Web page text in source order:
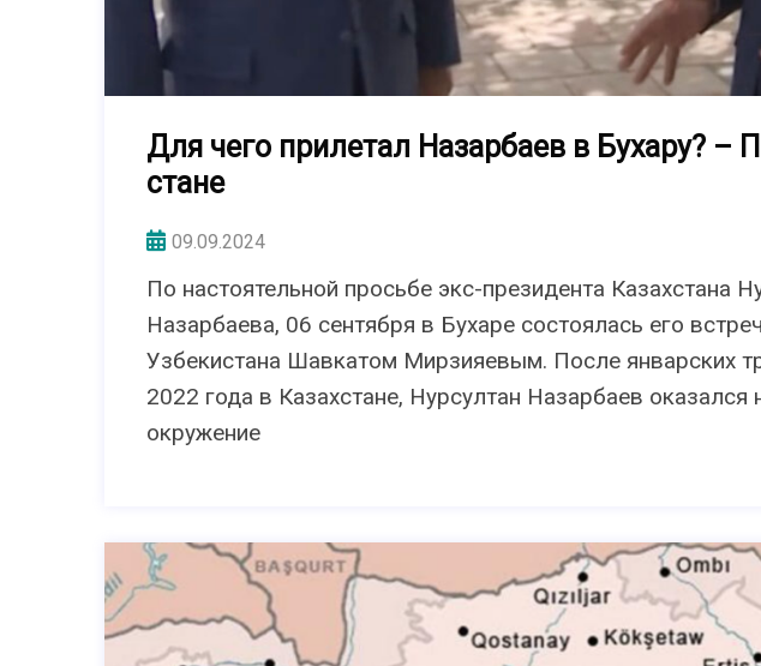
Для чего прилетал Назарбаев в Бухару? –
стане
09.09.2024
По настоятельной просьбе экс-президента Казахстана
Назарбаева, 06 сентября в Бухаре состоялась его
Узбекистана Шавкатом Мирзияевым. После январских
2022 года в Казахстане, Нурсултан Назарбаев
окружение